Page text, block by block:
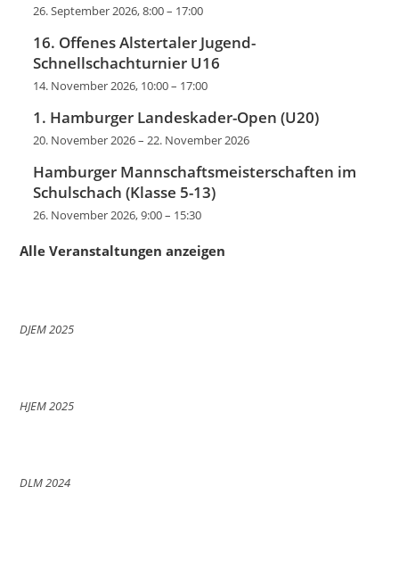
26. September 2026, 8:00– 17:00
16. Offenes Alstertaler Jugend-
Schnellschachturnier U16
14. November 2026, 10:00– 17:00
1. Hamburger Landeskader-Open (U20)
20. November 2026–22. November 2026
Hamburger Mannschaftsmeisterschaften im
Schulschach (Klasse 5-13)
26. November 2026, 9:00– 15:30
Alle Veranstaltungen anzeigen
DJEM 2025
HJEM 2025
DLM 2024